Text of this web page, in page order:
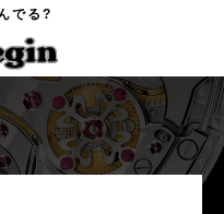
でる?